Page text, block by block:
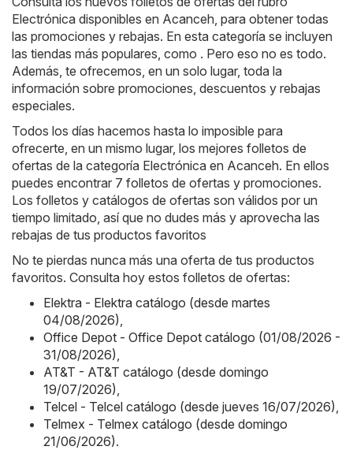
Electrónica disponibles en Acanceh, para obtener todas
las promociones y rebajas. En esta categoría se incluyen
las tiendas más populares, como . Pero eso no es todo.
Además, te ofrecemos, en un solo lugar, toda la
información sobre promociones, descuentos y rebajas
especiales.
Todos los días hacemos hasta lo imposible para
ofrecerte, en un mismo lugar, los mejores folletos de
ofertas de la categoría Electrónica en Acanceh. En ellos
puedes encontrar 7 folletos de ofertas y promociones.
Los folletos y catálogos de ofertas son válidos por un
tiempo limitado, así que no dudes más y aprovecha las
rebajas de tus productos favoritos
No te pierdas nunca más una oferta de tus productos
favoritos. Consulta hoy estos folletos de ofertas:
Elektra - Elektra catálogo (desde martes
04/08/2026)
Office Depot - Office Depot catálogo (01/08/2026 -
31/08/2026)
AT&T - AT&T catálogo (desde domingo
19/07/2026)
Telcel - Telcel catálogo (desde jueves 16/07/2026)
Telmex - Telmex catálogo (desde domingo
21/06/2026).